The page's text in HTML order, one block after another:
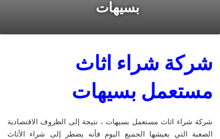
بسيهات
شركة شراء اثاث
مستعمل بسيهات
شركة شراء اثاث مستعمل بسيهات ، نتيجة إلى الظروف الاقتصادية
الصعبة التي يعيشها الجميع اليوم فأنه يضطر إلى شراء الأثاث